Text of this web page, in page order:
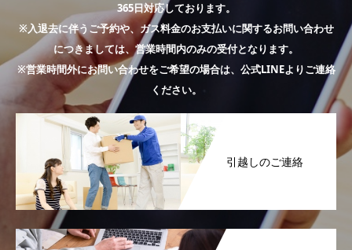
365日対応しております。
※入退去に伴うご予約や、ガス料金のお支払いに関するお問い合わせ
につきましては、営業時間内のみの受付となります。
※営業時間外にお問い合わせをご希望の場合は、公式LINEよりご連絡
ください。
引越しのご連絡